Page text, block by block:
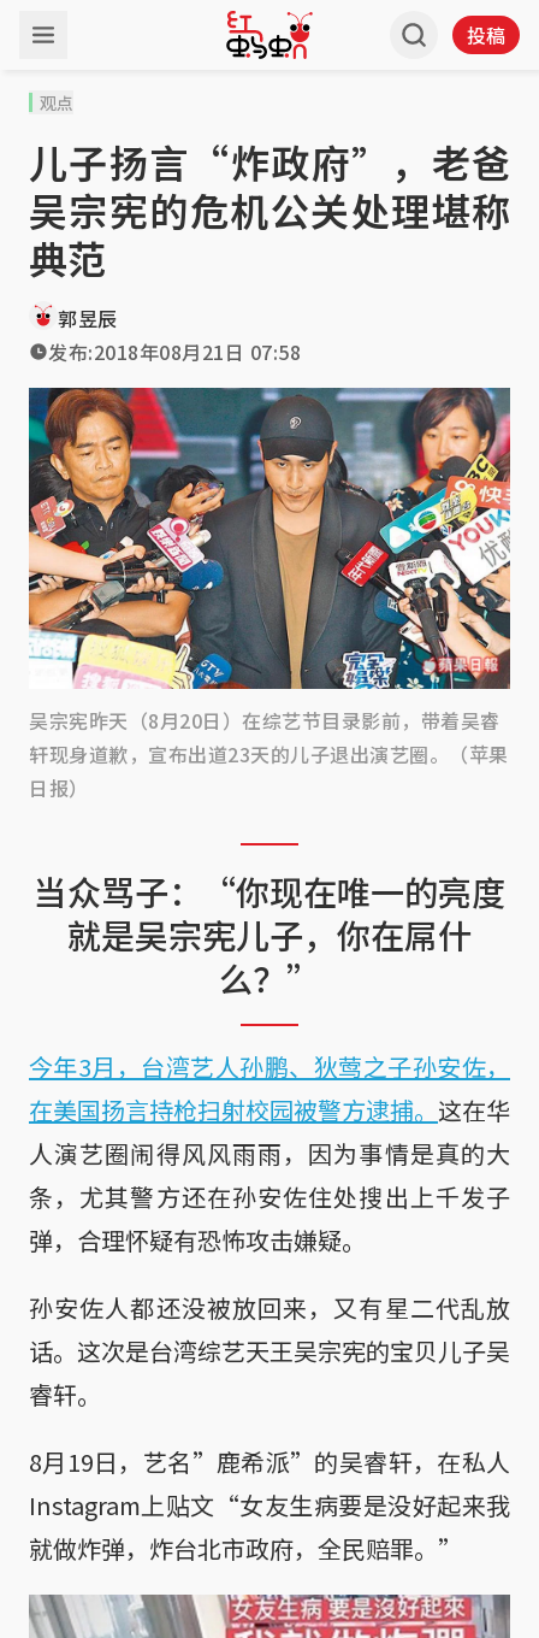
投稿
观点
儿子扬言“炸政府”，老爸
吴宗宪的危机公关处理堪称
典范
郭昱辰
发布:2018年08月21日 07:58
吴宗宪昨天（8月20日）在综艺节目录影前，带着吴睿
轩现身道歉，宣布出道23天的儿子退出演艺圈。（苹果
日报）
当众骂子：“你现在唯一的亮度
就是吴宗宪儿子，你在屌什
么？”
今年3月，台湾艺人孙鹏、狄莺之子孙安佐，
在美国扬言持枪扫射校园被警方逮捕。 这在华
人演艺圈闹得风风雨雨，因为事情是真的大
条，尤其警方还在孙安佐住处搜出上千发子
弹，合理怀疑有恐怖攻击嫌疑。
孙安佐人都还没被放回来，又有星二代乱放
话。这次是台湾综艺天王吴宗宪的宝贝儿子吴
睿轩。
8月19日，艺名”鹿希派”的吴睿轩，在私人
Instagram上贴文“女友生病要是没好起来我
就做炸弹，炸台北市政府，全民赔罪。”